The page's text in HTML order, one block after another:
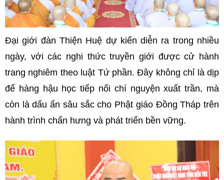
Đại giới đàn Thiện Huệ dự kiến diễn ra trong nhiều
ngày, với các nghi thức truyền giới được cử hành
trang nghiêm theo luật Tứ phần. Đây không chỉ là dịp
để hàng hậu học tiếp nối chí nguyện xuất trần, mà
còn là dấu ấn sâu sắc cho Phật giáo Đồng Tháp trên
hành trình chấn hưng và phát triển bền vững.